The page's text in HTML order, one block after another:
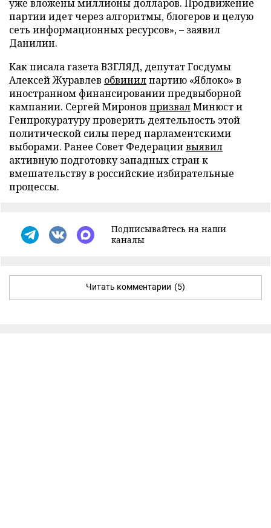
уже вложены миллионы долларов. Продвижение
партии идет через алгоритмы, блогеров и целую
сеть информационных ресурсов», – заявил
Данилин.
Как писала газета ВЗГЛЯД, депутат Госдумы
Алексей Журавлев обвинилпартию «Яблоко» в
иностранном финансировании предвыборной
кампании. Сергей Миронов призвалМинюст и
Генпрокуратуру проверить деятельность этой
политической силы перед парламентскими
выборами. Ранее Совет Федерациивыявил
активную подготовку западных стран к
вмешательству в российские избирательные
процессы.
Подписывайтесь на наши
каналы
Читать комментарии (5)